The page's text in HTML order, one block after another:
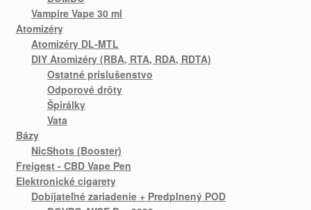
Vampire Vape 30 ml
Atomizéry
Atomizéry DL-MTL
DIY Atomizéry (RBA, RTA, RDA, RDTA)
Ostatné príslušenstvo
Odporové drôty
Špirálky
Vata
Bázy
NicShots (Booster)
Freigest - CBD Vape Pen
Elektronické cigarety
Dobíjateľné zariadenie + Predplnený POD